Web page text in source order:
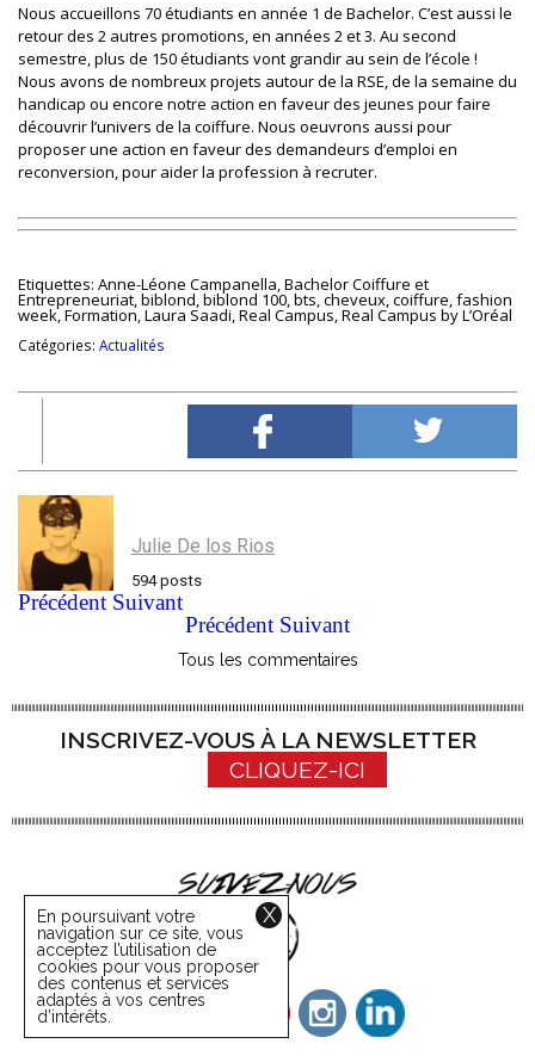
Nous accueillons 70 étudiants en année 1 de Bachelor. C’est aussi le
retour des 2 autres promotions, en années 2 et 3. Au second
semestre, plus de 150 étudiants vont grandir au sein de l’école !
Nous avons de nombreux projets autour de la RSE, de la semaine du
handicap ou encore notre action en faveur des jeunes pour faire
découvrir l’univers de la coiffure. Nous oeuvrons aussi pour
proposer une action en faveur des demandeurs d’emploi en
reconversion, pour aider la profession à recruter.
Etiquettes: Anne-Léone Campanella,Bachelor Coiffure et
Entrepreneuriat,biblond,biblond 100,bts,cheveux,coiffure,fashion
week,Formation,Laura Saadi,Real Campus,Real Campus by L’Oréal
Catégories: Actualités
Julie De los Rios
594 posts
Précédent Suivant
Précédent Suivant
Tous les commentaires
INSCRIVEZ-VOUS À LA NEWSLETTER
CLIQUEZ-ICI
X
En poursuivant votre
navigation sur ce site, vous
acceptez l’utilisation de
cookies pour vous proposer
des contenus et services
adaptés à vos centres
d’intérêts.